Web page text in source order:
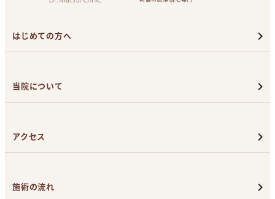
はじめての方へ
当院について
アクセス
施術の流れ